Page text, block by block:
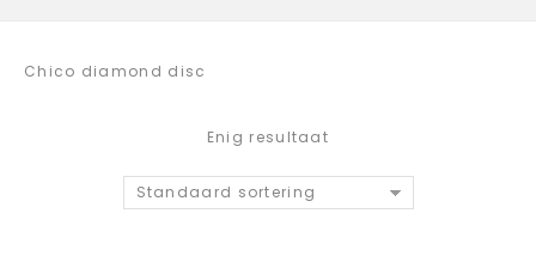
Chico diamond disc
Enig resultaat
Standaard sortering